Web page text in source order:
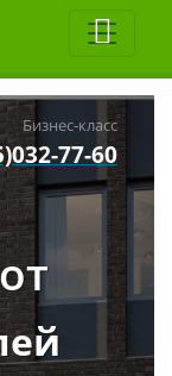
Бизнес-класс
77-60